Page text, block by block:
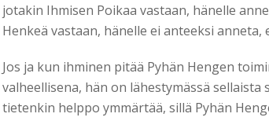
jotakin Ihmisen Poikaa vastaan, hänelle
Henkeä vastaan, hänelle ei anteeksi anneta,
Jos ja kun ihminen pitää Pyhän Hengen
valheellisena, hän on lähestymässä
tietenkin helppo ymmärtää, sillä Pyhän